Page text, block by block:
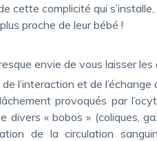
proche de leur bébé !
envie de vous laisser
provoqués par
divers « bobos » (coliques,
de la circulation